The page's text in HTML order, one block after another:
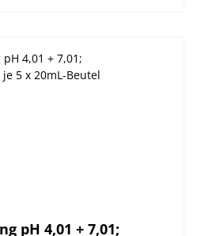
pH 4,01 + 7,01;